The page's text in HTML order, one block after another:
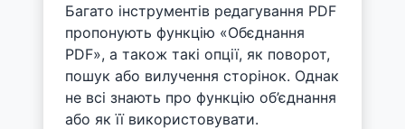
Багато інструментів редагування PDF
пропонують функцію «Обєднання
PDF», а також такі опції, як поворот,
пошук або вилучення сторінок. Однак
не всі знають про функцію об’єднання
або як її використовувати.